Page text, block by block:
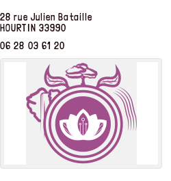
28 rue Julien Bataille
HOURTIN 33990
06 28 03 61 20